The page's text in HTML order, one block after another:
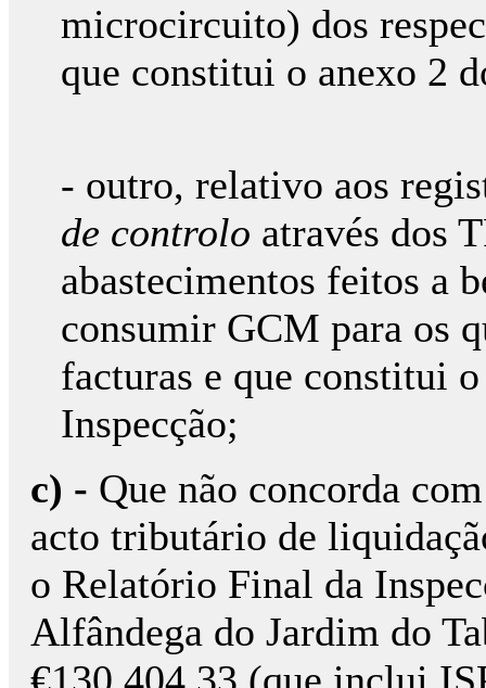
microcircuito) dos
que constitui o anexo 2
- outro, relativo aos
de controlo através dos
abastecimentos feitos a
consumir GCM para os
facturas e que constitui
Inspecção;
c) - Que não concorda
acto tributário de
o Relatório Final da
Alfândega do Jardim do